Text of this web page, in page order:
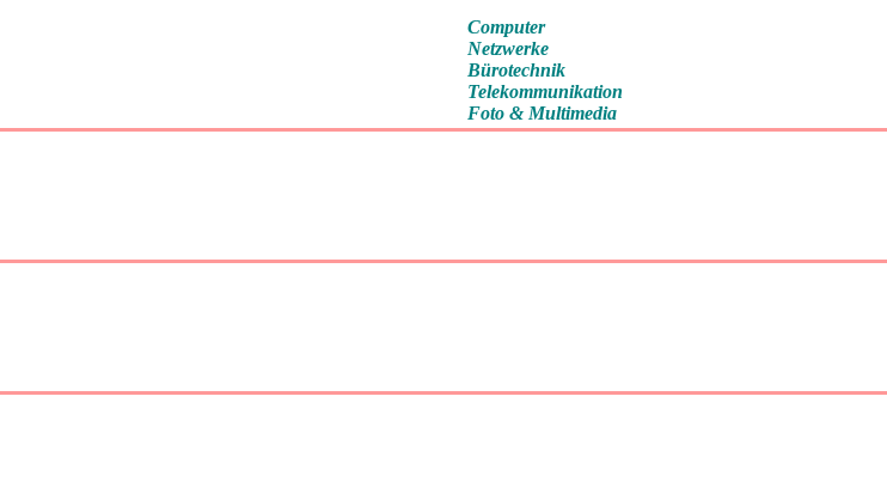
Computer
Netzwerke
Bürotechnik
Telekommunikation
Foto & Multimedia